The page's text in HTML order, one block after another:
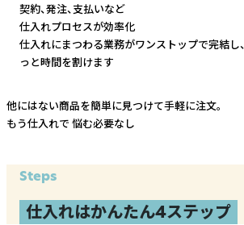
契約、発注、支払いなど
仕入れプロセスが効率化
仕入れにまつわる業務がワンストップで完結し、
っと時間を割けます
他にはない商品を簡単に見つけて手軽に注文。
もう仕入れで 悩む必要なし
Steps
仕入れはかんたん4ステップ